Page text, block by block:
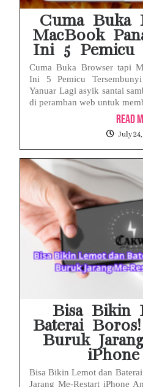
Cuma Buka
MacBook
Ini 5 Pemicu
Cuma Buka Browser tapi
Ini 5 Pemicu
Yanuar Lagi asyik santai
di peramban web untuk
Read
July
Bisa Bikin
Baterai
Buruk
Bisa Bikin Lemot dan
Jarang Me-Restart iPhone